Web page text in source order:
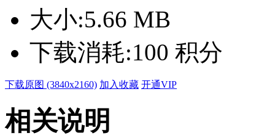
大小:5.66 MB
下载消耗:100 积分
下载原图 (3840x2160) 加入收藏 开通VIP
相关说明